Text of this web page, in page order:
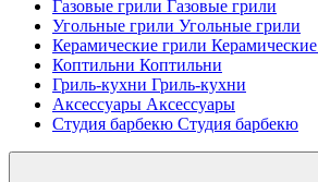
Газовые грили Газовые грили
Угольные грили Угольные грили
Керамические грили
Коптильни Коптильни
Гриль-кухни Гриль-кухни
Аксессуары Аксессуары
Студия барбекю Студия барбекю